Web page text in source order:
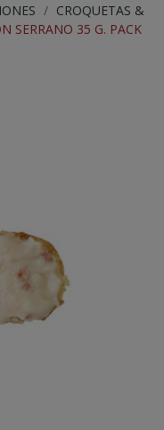
CROQUETAS &
SERRANO 35 G. PACK